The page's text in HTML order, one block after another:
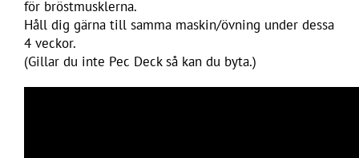
för bröstmusklerna.
Håll dig gärna till samma maskin/övning under dessa
4 veckor.
(Gillar du inte Pec Deck så kan du byta.)